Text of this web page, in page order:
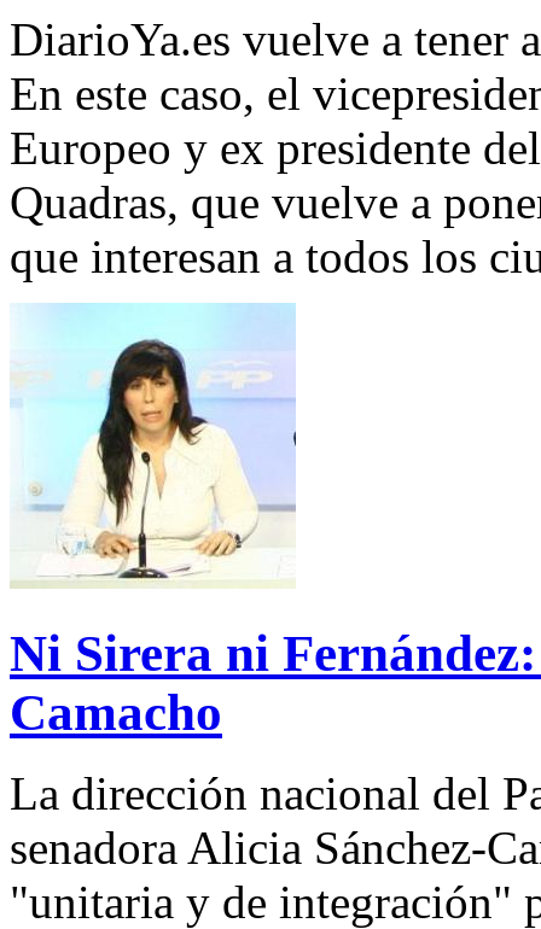
DiarioYa.es vuelve a tener
En este caso, el
Europeo y ex presidente
Quadras, que vuelve a
que interesan a todos los
Ni Sirera ni
Camacho
La dirección nacional del
senadora Alicia Sánchez-
"unitaria y de integración"